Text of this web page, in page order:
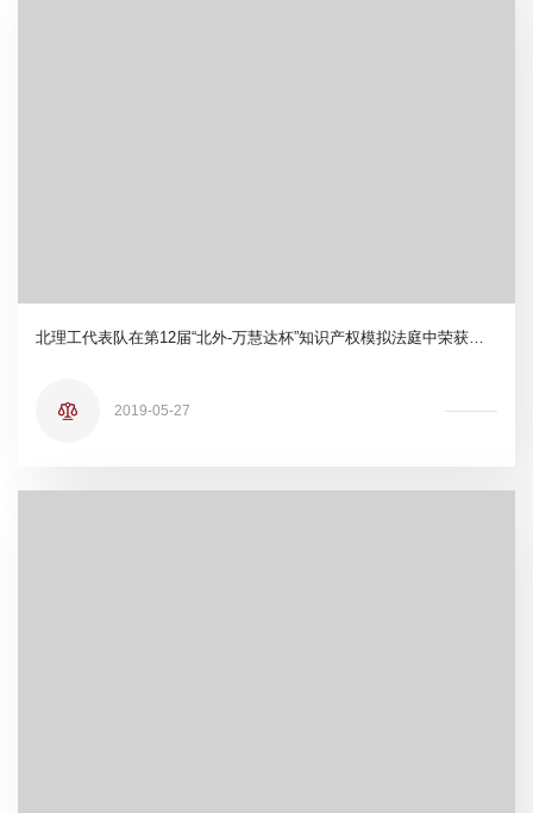
北理工代表队在第12届“北外-万慧达杯”知识产权模拟法庭中荣获佳绩
2019-05-27